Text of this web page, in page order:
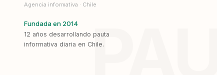
Agencia informativa · Chile
Fundada en 2014
12 años desarrollando pauta
informativa diaria en Chile.